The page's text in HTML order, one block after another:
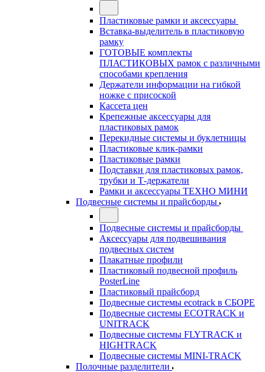
Пластиковые рамки и аксессуары
Вставка-выделитель в пластиковую
рамку
ГОТОВЫЕ комплекты
ПЛАСТИКОВЫХ рамок с различными
способами крепления
Держатели информации на гибкой
ножке с присоской
Кассета цен
Крепежные аксессуары для
пластиковых рамок
Перекидные системы и буклетницы
Пластиковые клик-рамки
Пластиковые рамки
Подставки для пластиковых рамок,
трубки и Т-держатели
Рамки и аксессуары ТЕХНО МИНИ
Подвесные системы и прайсборды
Подвесные системы и прайсборды
Аксессуары для подвешивания
подвесных систем
Плакатные профили
Пластиковый подвесной профиль
PosterLine
Пластиковый прайсборд
Подвесные системы ecotrack в СБОРЕ
Подвесные системы ECOTRACK и
UNITRACK
Подвесные системы FLYTRACK и
HIGHTRACK
Подвесные системы MINI-TRACK
Полочные разделители